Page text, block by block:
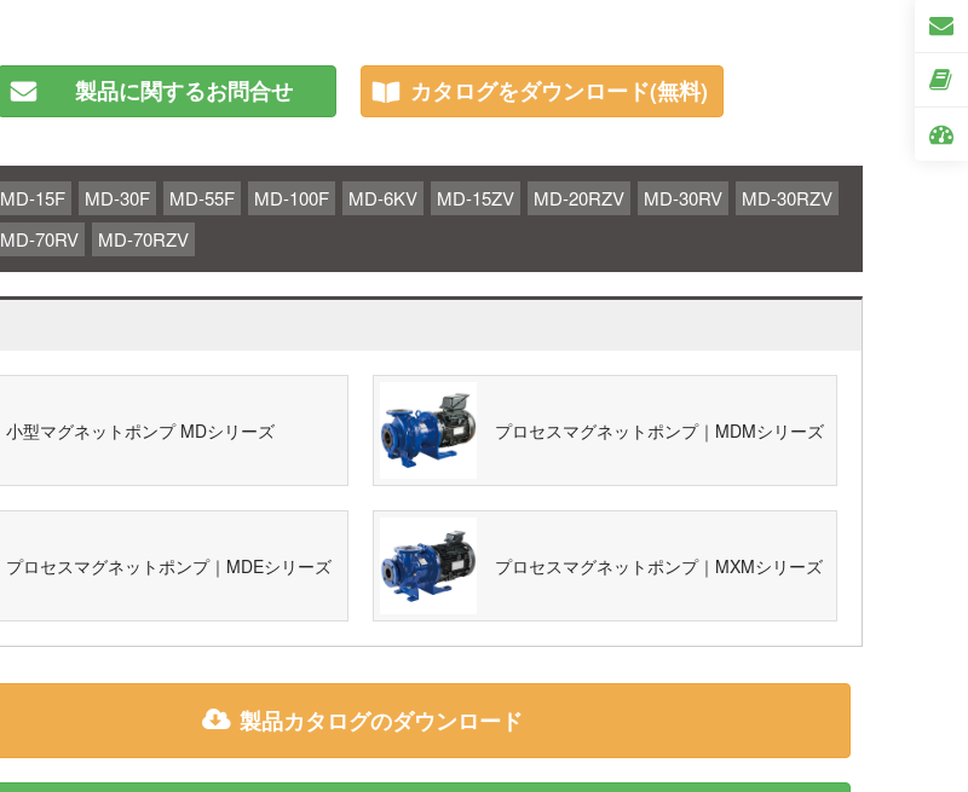
製品に関するお問合せ カタログをダウンロード(無料)
MD-15F MD-30F MD-55F MD-100F MD-6KV MD-15ZV MD-20RZV MD-30RV
MD-30RZV
MD-70RV
MD-70RZV
小型マグネットポンプ MDシリーズ プロセスマグネットポンプ｜MDMシリーズ
プロセスマグネットポンプ｜MDEシリーズ プロセスマグネットポンプ｜MXMシリーズ
製品カタログのダウンロード